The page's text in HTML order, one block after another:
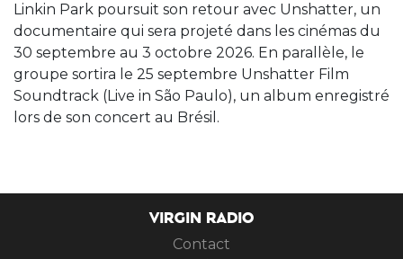
Linkin Park poursuit son retour avec Unshatter, un
documentaire qui sera projeté dans les cinémas du
30 septembre au 3 octobre 2026. En parallèle, le
groupe sortira le 25 septembre Unshatter Film
Soundtrack (Live in São Paulo), un album enregistré
lors de son concert au Brésil.
VIRGIN RADIO
Contact